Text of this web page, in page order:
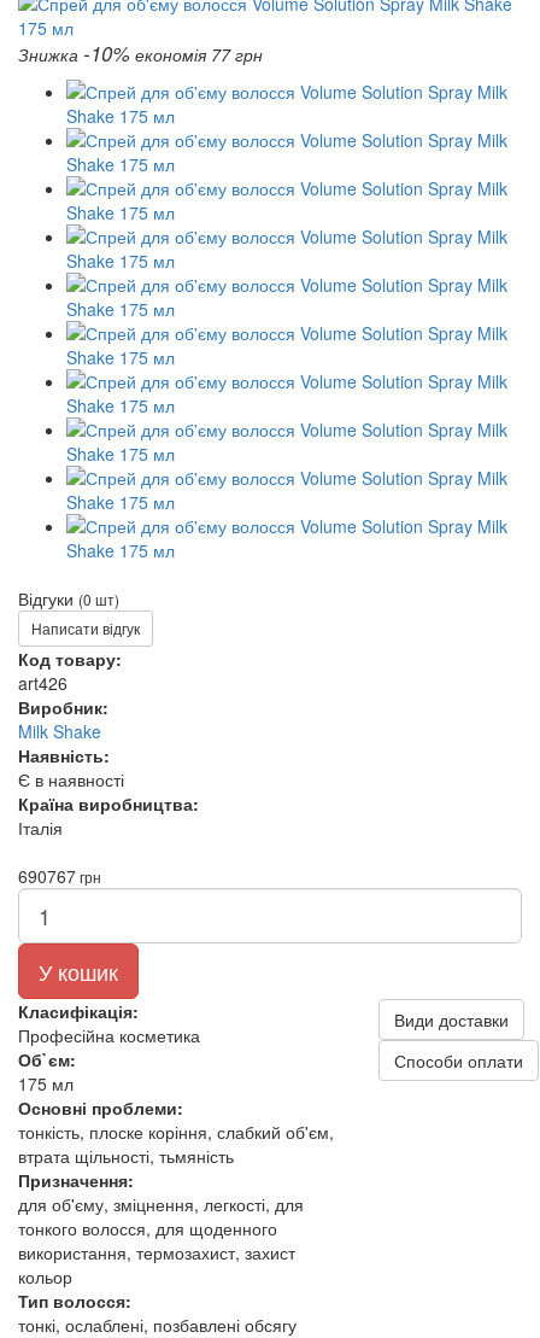
Знижка -10% економія 77 грн
Відгуки (0 шт)
Написати відгук
Код товару:
art426
Виробник:
Milk Shake
Наявність:
Є в наявності
Країна виробництва:
Італія
690767грн
У кошик
Класифікація:
Професійна косметика
Об`єм:
175 мл
Основні проблеми:
тонкість, плоске коріння, слабкий об'єм,
втрата щільності, тьмяність
Призначення:
для об'єму, зміцнення, легкості, для
тонкого волосся, для щоденного
використання, термозахист, захист
кольор
Тип волосся:
тонкі, ослаблені, позбавлені обсягу
Види доставки
Способи оплати